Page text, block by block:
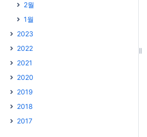
2월
1월
2023
2022
2021
2020
2019
2018
2017